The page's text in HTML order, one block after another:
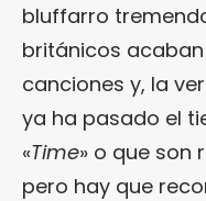
bluffarro
británicos
canciones y, la
ya ha pasado el
«Time» o que son
pero hay que